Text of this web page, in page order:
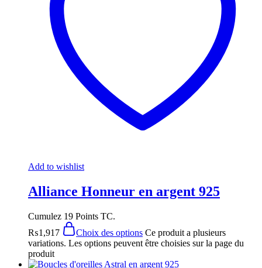
Add to wishlist
Alliance Honneur en argent 925
Cumulez 19 Points TC.
₨1,917 Choix des options Ce produit a plusieurs
variations. Les options peuvent être choisies sur la page du
produit